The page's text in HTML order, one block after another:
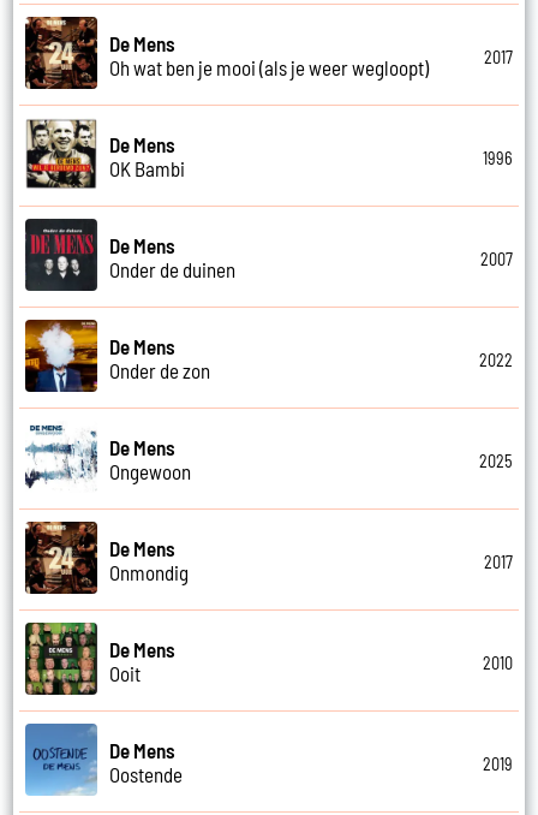
De Mens
Oh wat ben je mooi (als je weer wegloopt)
2017
De Mens
OK Bambi
1996
De Mens
Onder de duinen
2007
De Mens
Onder de zon
2022
De Mens
Ongewoon
2025
De Mens
Onmondig
2017
De Mens
Ooit
2010
De Mens
Oostende
2019